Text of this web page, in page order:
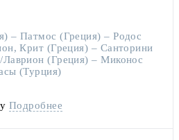
– Патмос (Греция) – Родос
Крит (Греция) – Санторини
(Греция) – Миконос
(Турция)
Подробнее